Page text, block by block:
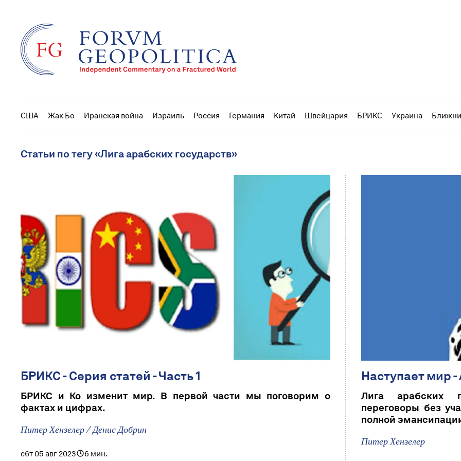
США Жак Бо Иранская война Израиль Россия Германия Китай Швейцария БРИКС Украина
Статьи по тегу «Лига арабских государств»
БРИКС - Серия статей - Часть 1
БРИКС и Ко изменит мир. В первой части мы поговорим о
фактах и ​​цифрах.
Питер Хензелер / Денис Добрин
сбт 05 авг 2023 6 мин.
Наступает мир
Лига арабских
переговоры без
полной
Питер Хензелер